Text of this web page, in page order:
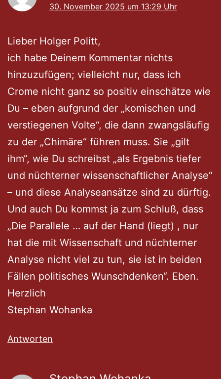
30. November 2025 um 13:29 Uhr
Lieber Holger Politt,
ich habe Deinem Kommentar nichts
hinzuzufügen; vielleicht nur, dass ich
Crome nicht ganz so positiv einschätze wie
Du – eben aufgrund der „komischen und
verstiegenen Volte“, die dann zwangsläufig
zu der „Chimäre“ führen muss. Sie „gilt
ihm“, wie Du schreibst „als Ergebnis tiefer
und nüchterner wissenschaftlicher Analyse“
– und diese Analyseansätze sind zu dürftig.
Und auch Du kommst ja zum Schluß, dass
„Die Parallele … auf der Hand (liegt) , nur
hat die mit Wissenschaft und nüchterner
Analyse nicht viel zu tun, sie ist in beiden
Fällen politisches Wunschdenken“. Eben.
Herzlich
Stephan Wohanka
Antworten